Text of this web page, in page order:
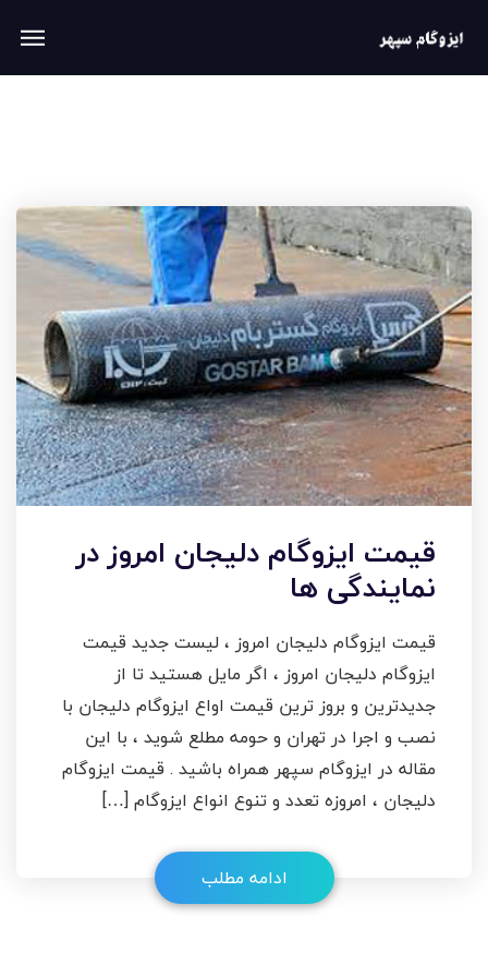
قیمت ایزوگام دلیجان امروز در
نمایندگی ها
قیمت ایزوگام دلیجان امروز ، لیست جدید قیمت
ایزوگام دلیجان امروز ، اگر مایل هستید تا از
جدیدترین و بروز ترین قیمت اواع ایزوگام دلیجان با
نصب و اجرا در تهران و حومه مطلع شوید ، با این
مقاله در ایزوگام سپهر همراه باشید . قیمت ایزوگام
دلیجان ، امروزه تعدد و تنوع انواع ایزوگام […]
ادامه مطلب